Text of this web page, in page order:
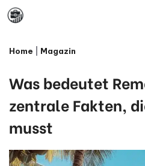
Skip
content
Home Magazin
Was bedeutet
zentrale Fakten,
musst